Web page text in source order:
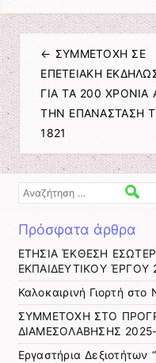
Πλοήγηση
← ΣΥΜΜΕΤΟΧΗ ΣΕ
ΕΠΕΤΕΙΑΚΗ
ΓΙΑ ΤΑ 200 ΧΡΟΝΙΑ
ΤΗΝ ΕΠΑΝΑΣΤΑΣΗ
1821
Αναζήτηση
Πρόσφατα άρθρα
ΕΤΗΣΙΑ ΈΚΘΕΣΗ
ΕΚΠΑΙΔΕΥΤΙΚΟΥ ΈΡΓΟΥ
Καλοκαιρινή Γιορτή στο
ΣΥΜΜΕΤΟΧΗ ΣΤΟ
ΔΙΑΜΕΣΟΛΑΒΗΣΗΣ
Εργαστήρια Δεξιοτήτων